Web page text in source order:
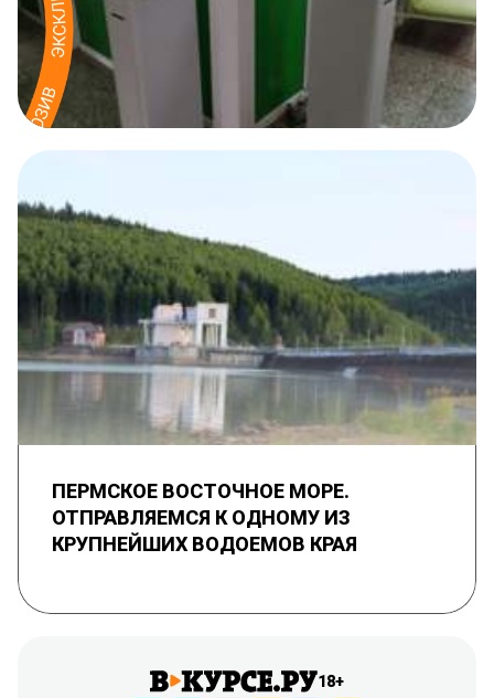
ПЕРМСКОЕ ВОСТОЧНОЕ МОРЕ.
ОТПРАВЛЯЕМСЯ К ОДНОМУ ИЗ
КРУПНЕЙШИХ ВОДОЕМОВ КРАЯ
18+